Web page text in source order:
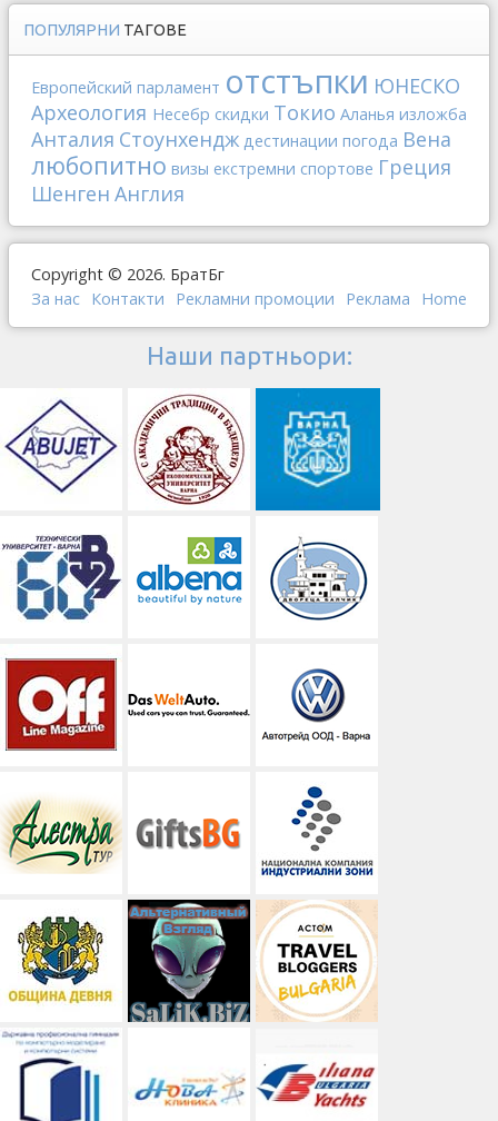
ПОПУЛЯРНИ ТАГОВЕ
Европейский парламент отстъпки ЮНЕСКО
Археология Несебр скидки Токио Аланья изложба
Анталия Стоунхендж дестинации погода Вена
любопитно визы екстремни спортове Греция
Шенген Англия
Copyright © 2026. БратБг
За нас Контакти Рекламни промоции Реклама Home
Наши партньори: